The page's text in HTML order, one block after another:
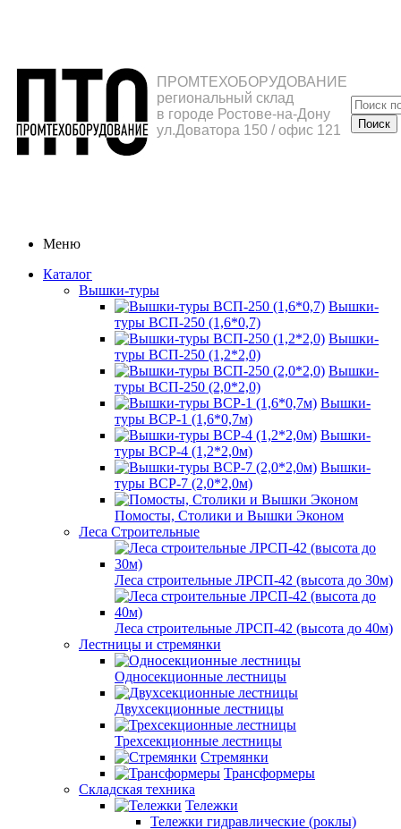
ПРОМТЕХОБОРУДОВАНИЕ
региональный склад
в городе Ростове-на-Дону
ул.Доватора 150 / офис 121
Меню
Каталог
Вышки-туры
Вышки-
туры ВСП-250 (1,6*0,7)
Вышки-
туры ВСП-250 (1,2*2,0)
Вышки-
туры ВСП-250 (2,0*2,0)
Вышки-
туры ВСР-1 (1,6*0,7м)
Вышки-
туры ВСР-4 (1,2*2,0м)
Вышки-
туры ВСР-7 (2,0*2,0м)
Помосты, Столики и Вышки Эконом
Леса Строительные
Леса строительные ЛРСП-42 (высота до 30м)
Леса строительные ЛРСП-42 (высота до 40м)
Лестницы и стремянки
Односекционные лестницы
Двухсекционные лестницы
Трехсекционные лестницы
Стремянки
Трансформеры
Складская техника
Тележки
Тележки гидравлические (роклы)